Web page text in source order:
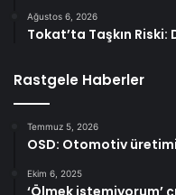
Ağustos 6, 2026
Tokat’ta Taşkın
Rastgele Haberler
Temmuz 5, 2026
OSD: Otomotiv
Ekim 6, 2025
‘Ölmek istemiyorum’